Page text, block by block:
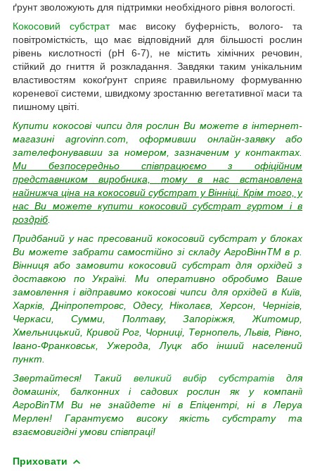
ґрунт зволожують для підтримки необхідного рівня вологості.
Кокосовий субстратмає високу буферність, волого- та
повітромісткість, що має відповідний для більшості рослин
рівень кислотності (pH 6-7), не містить хімічних речовин,
стійкий до гниття й розкладання. Завдяки таким унікальним
властивостям кокоґрунт сприяє правильному формуванню
кореневої системи, швидкому зростанню вегетативної маси та
пишному цвіті.
Купити кокосові чипси для рослин Ви можете в інтернет-
магазині agrovinn.com, оформивши онлайн-заявку або
зателефонувавши за номером, зазначеним у контактах.
Ми безпосередньо співпрацюємо з офіційним
представником виробника, тому в нас встановлена
найнижча ціна на кокосовий субстрат у Вінніці. Крім того, у
нас Ви можете купити кокосовий субстрат гуртом і в
роздріб.
Придбаний у нас пресований кокосовий субстрат у блоках
Ви можете забрати самостійно зі складу АгроВіннTM в р.
Вінниця або замовити кокосовий субстрат для орхідей з
доставкою по Україні. Ми оперативно обробимо Ваше
замовлення і відправимо кокосові чипси для орхідей в Київ,
Харків, Дніпропетровс, Одесу, Ніколаєв, Херсон, Чернігів,
Черкаси, Сумми, Полтаву, Запоріжжя, Житомир,
Хмельницький, Кривой Рог, Чорниці, Тернопель, Львів, Рівно,
Івано-Франковськ, Ужерода, Луцк або інший населений
пункт.
Звертайтеся! Такий
великий вибір субстратів
для
домашніх, балконних і садових рослин як у компанії
АгроВinTM Ви не знайдете ні в Епіцентрі, ні в Леруа
Мерлен! Гарантуємо високу якість субстрату та
взаємовигідні умови співпраці!
Приховати